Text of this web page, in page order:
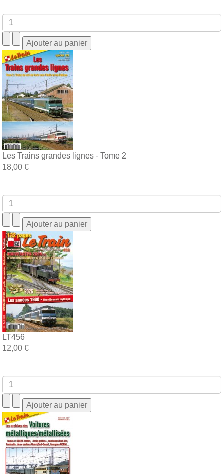
Les Trains grandes lignes - Tome 2
18,00 €
LT456
12,00 €